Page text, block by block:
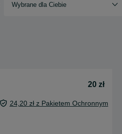
Wybrane dla Ciebie
20 zł
24,20 zł z Pakietem Ochronnym